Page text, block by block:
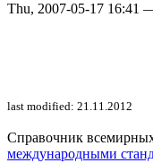
Thu, 2007-05-17 16:41
last modified: 21.11.2012
Справочник
международными